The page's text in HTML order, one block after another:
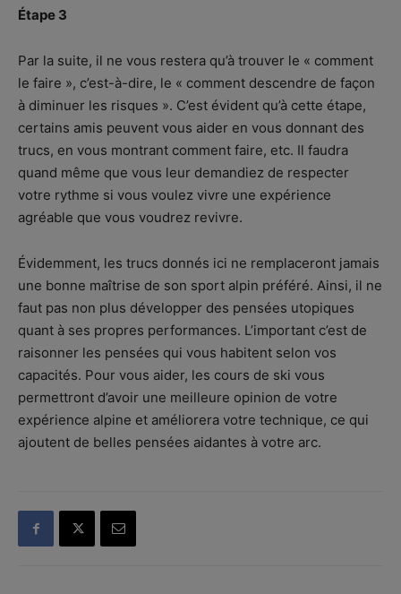
Étape 3
Par la suite, il ne vous restera qu’à trouver le « comment
le faire », c’est-à-dire, le « comment descendre de façon
à diminuer les risques ». C’est évident qu’à cette étape,
certains amis peuvent vous aider en vous donnant des
trucs, en vous montrant comment faire, etc. Il faudra
quand même que vous leur demandiez de respecter
votre rythme si vous voulez vivre une expérience
agréable que vous voudrez revivre.
Évidemment, les trucs donnés ici ne remplaceront jamais
une bonne maîtrise de son sport alpin préféré. Ainsi, il ne
faut pas non plus développer des pensées utopiques
quant à ses propres performances. L’important c’est de
raisonner les pensées qui vous habitent selon vos
capacités. Pour vous aider, les cours de ski vous
permettront d’avoir une meilleure opinion de votre
expérience alpine et améliorera votre technique, ce qui
ajoutent de belles pensées aidantes à votre arc.